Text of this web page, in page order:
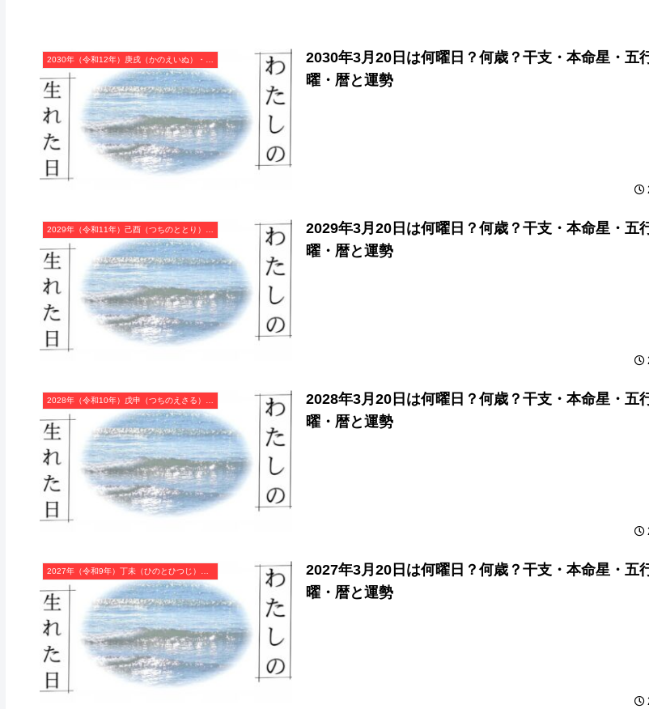
2030年3月20日は何曜日？何歳？干支・本命星・五
曜・暦と運勢
2029年（令和11年）己酉（つちのととり）・酉年（とり年）カレンダー（月曜はじまり）
2029年3月20日は何曜日？何歳？干支・本命星・五
曜・暦と運勢
2028年（令和10年）戊申（つちのえさる）・申年（さる年）カレンダー（月曜はじまり）
2028年3月20日は何曜日？何歳？干支・本命星・五
曜・暦と運勢
2027年（令和9年）丁未（ひのとひつじ）・未年（ひつじ年）カレンダー（月曜はじまり）
2027年3月20日は何曜日？何歳？干支・本命星・五
曜・暦と運勢